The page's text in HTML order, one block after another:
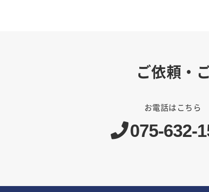
ご依頼・
お電話はこちら
075-632-